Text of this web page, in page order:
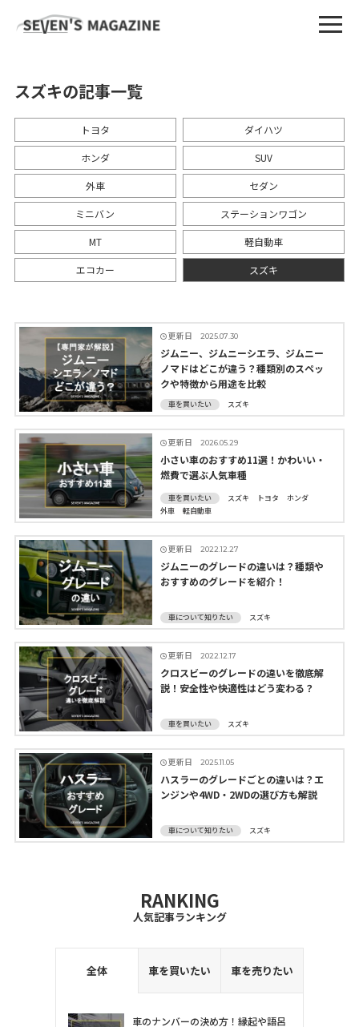
スズキの記事一覧
トヨタ ダイハツ
ホンダ SUV
外車 セダン
ミニバン ステーションワゴン
MT 軽自動車
エコカー スズキ
更新日 2025.07.30
ジムニー、ジムニーシエラ、ジムニー
ノマドはどこが違う？種類別のスペッ
クや特徴から用途を比較
車を買いたい スズキ
更新日 2026.05.29
小さい車のおすすめ11選！かわいい・
燃費で選ぶ人気車種
車を買いたい スズキ トヨタ
ホンダ
外車
軽自動車
更新日 2022.12.27
ジムニーのグレードの違いは？種類や
おすすめのグレードを紹介！
車について知りたい スズキ
更新日 2022.12.17
クロスビーのグレードの違いを徹底解
説！安全性や快適性はどう変わる？
車を買いたい スズキ
更新日 2025.11.05
ハスラーのグレードごとの違いは？エ
ンジンや4WD・2WDの選び方も解説
車について知りたい スズキ
RANKING
人気記事ランキング
全体 車を買いたい 車を売りたい
車のナンバーの決め方！縁起や語呂